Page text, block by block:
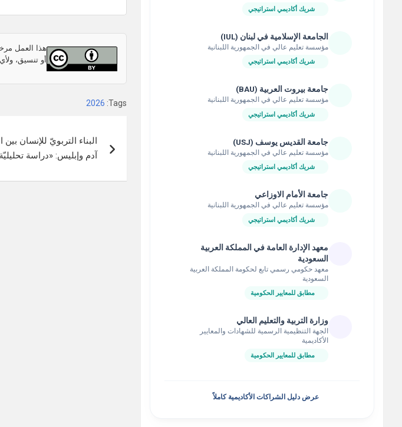
هذا العمل
أو تنسيق،
Tags:
2026
المقالات
البناء التربويّ للإنسان
آدم وإبليس: «دراسة
شريك أكاديمي استراتيجي
الجامعة الإسلامية في لبنان (IUL)
مؤسسة تعليم عالي في الجمهورية اللبنانية
شريك أكاديمي استراتيجي
جامعة بيروت العربية (BAU)
مؤسسة تعليم عالي في الجمهورية اللبنانية
شريك أكاديمي استراتيجي
جامعة القديس يوسف (USJ)
مؤسسة تعليم عالي في الجمهورية اللبنانية
شريك أكاديمي استراتيجي
جامعة الأمام الاوزاعي
مؤسسة تعليم عالي في الجمهورية اللبنانية
شريك أكاديمي استراتيجي
معهد الإدارة العامة في المملكة العربية
السعودية
معهد حكومي رسمي تابع لحكومة المملكة العربية
السعودية
مطابق للمعايير الحكومية
وزارة التربية والتعليم العالي
الجهة التنظيمية الرسمية للشهادات والمعايير
الأكاديمية
مطابق للمعايير الحكومية
عرض دليل الشراكات الأكاديمية كاملاً